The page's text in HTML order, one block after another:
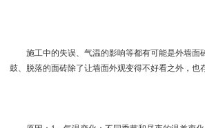
施工中的失误、气温的影响等都有可能是外墙面
鼓、脱落的面砖除了让墙面外观变得不好看之外，也